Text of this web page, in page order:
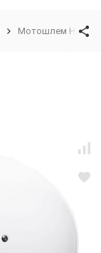
Мотошлем HJC